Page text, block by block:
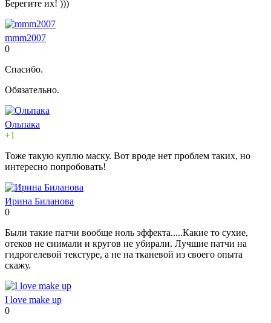
Берегите их! )))
mmm2007
0
Спасибо.
Обязательно.
Ольпака
+1
Тоже такую куплю маску. Вот вроде нет проблем таких, но
интересно попробовать!
Ирина Биланова
0
Были такие патчи вообще ноль эффекта.....Какие то сухие,
отеков не снимали и кругов не убирали. Лучшие патчи на
гидрогелевой текстуре, а не на тканевой из своего опыта
скажу.
I love make up
0